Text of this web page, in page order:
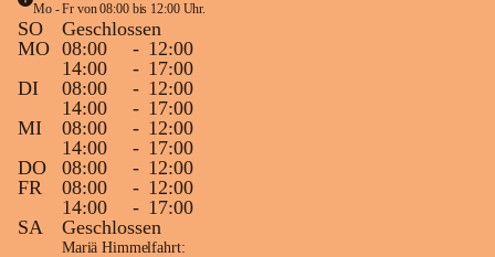
Mo - Fr von 08:00 bis 12:00 Uhr.
SO
Geschlossen
MO 08:00 - 12:00
14:00
- 17:00
DI
08:00 - 12:00
14:00
- 17:00
MI
08:00 - 12:00
14:00
- 17:00
DO
08:00 - 12:00
FR
08:00 - 12:00
14:00
- 17:00
SA
Geschlossen
Mariä Himmelfahrt: